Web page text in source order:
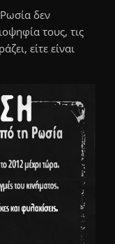
δεν
τους, τις
είτε είναι